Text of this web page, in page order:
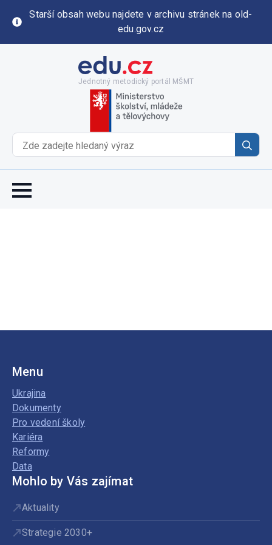
Starší obsah webu najdete v archivu stránek na old-
edu.gov.cz
Jednotný metodický portál MŠMT
for:
Menu
Ukrajina
Dokumenty
Pro vedení školy
Kariéra
Reformy
Data
Mohlo by Vás zajímat
Aktuality
Strategie 2030+